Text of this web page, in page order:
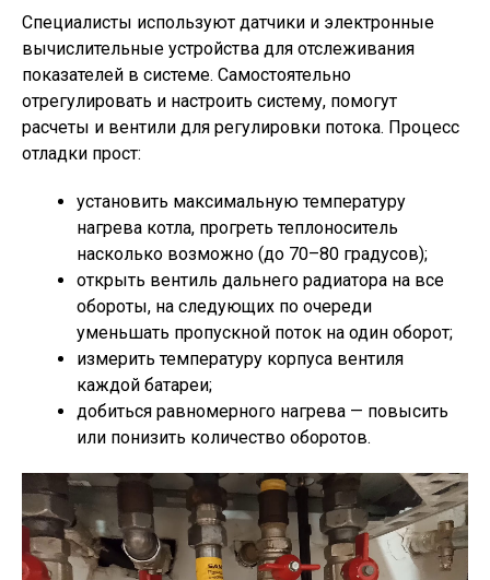
Специалисты используют датчики и электронные
вычислительные устройства для отслеживания
показателей в системе. Самостоятельно
отрегулировать и настроить систему, помогут
расчеты и вентили для регулировки потока. Процесс
отладки прост:
установить максимальную температуру
нагрева котла, прогреть теплоноситель
насколько возможно (до 70–80 градусов);
открыть вентиль дальнего радиатора на все
обороты, на следующих по очереди
уменьшать пропускной поток на один оборот;
измерить температуру корпуса вентиля
каждой батареи;
добиться равномерного нагрева — повысить
или понизить количество оборотов.